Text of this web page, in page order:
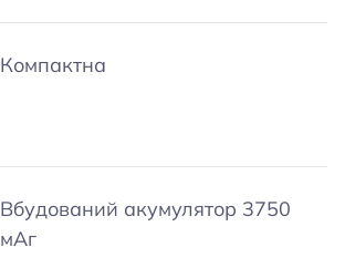
Компактна
Вбудований акумулятор 3750
мАг